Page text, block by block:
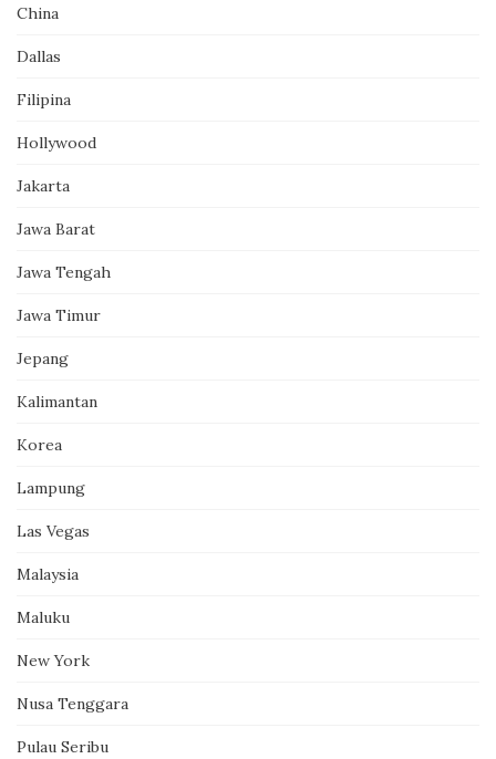
China
Dallas
Filipina
Hollywood
Jakarta
Jawa Barat
Jawa Tengah
Jawa Timur
Jepang
Kalimantan
Korea
Lampung
Las Vegas
Malaysia
Maluku
New York
Nusa Tenggara
Pulau Seribu